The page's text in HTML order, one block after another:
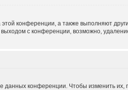
конференции, а также выполняют
с конференции, возможно,
данных конференции. Чтобы изменить их,